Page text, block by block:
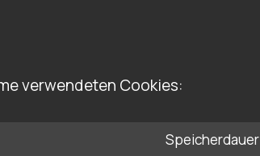
verwendeten Cookies:
Speicherdauer